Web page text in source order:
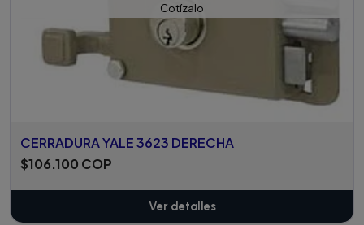
Cotízalo
CERRADURA YALE 3623 DERECHA
$106.100 COP
Ver detalles